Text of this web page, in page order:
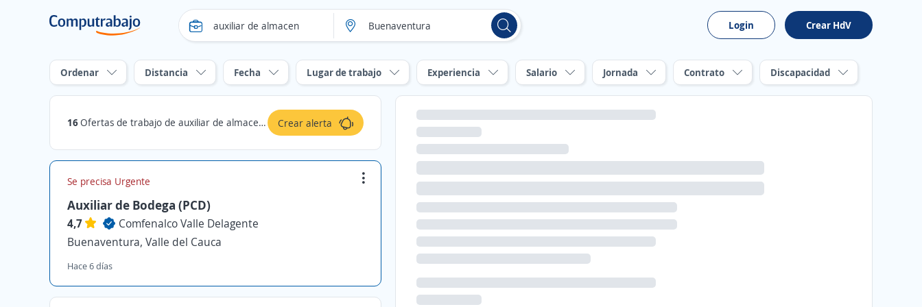
Login Crear HdV
Ordenar Distancia Fecha Lugar de trabajo Experiencia Salario Jornada Contrato Discapacidad
16Ofertas de trabajo de auxiliar de almacen en Buenaventura, Valle del Cauca Crear alerta
Se precisa Urgente
Auxiliar de Bodega (PCD)
4,7
Comfenalco Valle Delagente
Buenaventura, Valle del Cauca
Hace 6 días